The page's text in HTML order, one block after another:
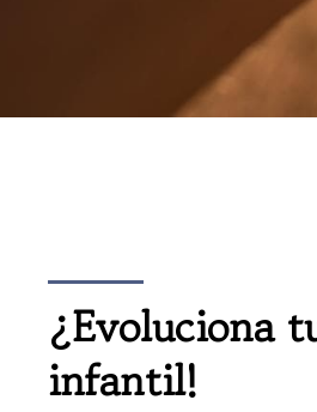
¿Evoluciona
infantil!